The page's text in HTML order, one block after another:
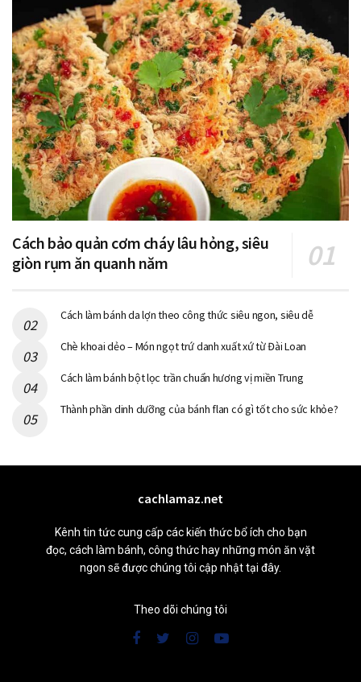
Cách bảo quản cơm cháy lâu hỏng, siêu
giòn rụm ăn quanh năm
Cách làm bánh da lợn theo công thức siêu ngon, siêu dễ
Chè khoai dẻo – Món ngọt trứ danh xuất xứ từ Đài Loan
Cách làm bánh bột lọc trần chuẩn hương vị miền Trung
Thành phần dinh dưỡng của bánh flan có gì tốt cho sức khỏe?
cachlamaz.net
Kênh tin tức cung cấp các kiến thức bổ ích cho bạn
đọc, cách làm bánh, công thức hay những món ăn vặt
ngon sẽ được chúng tôi cập nhật tại đây.
Theo dõi chúng tôi